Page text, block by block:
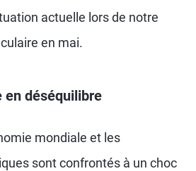
actuelle lors de notre
en mai.
en déséquilibre
mondiale et les
sont confrontés à un choc